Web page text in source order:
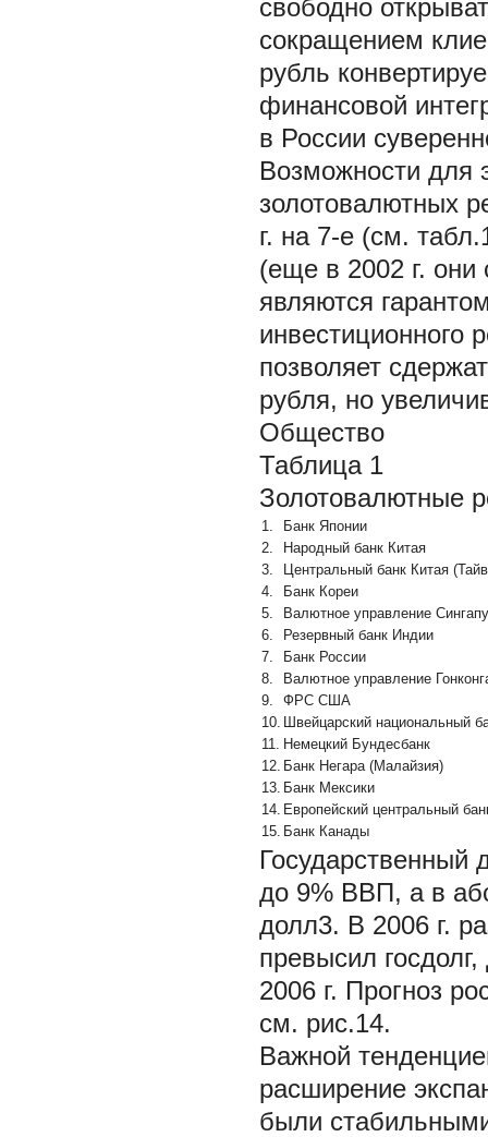
свободно
сокращением
рубль
финансовой
в России
Возможности для
золотовалютных
г. на 7-е (см.
(еще в 2002 г. они
являются
инвестиционного
позволяет
рубля, но
Общество
Таблица 1
Золотовалютные
1.
Банк Японии
2.
Народный банк Китая
3.
Центральный банк Китая
4.
Банк Кореи
5.
Валютное управление
6.
Резервный банк Индии
7.
Банк России
8.
Валютное управление
9.
ФРС США
10. Швейцарский национальный
11. Немецкий Бундесбанк
12. Банк Негара (Малайзия)
13. Банк Мексики
14. Европейский центральный
15. Банк Канады
Государственный
до 9% ВВП, а в
долл3. В 2006 г.
превысил
2006 г. Прогноз
см. рис.14.
Важной
расширение
были